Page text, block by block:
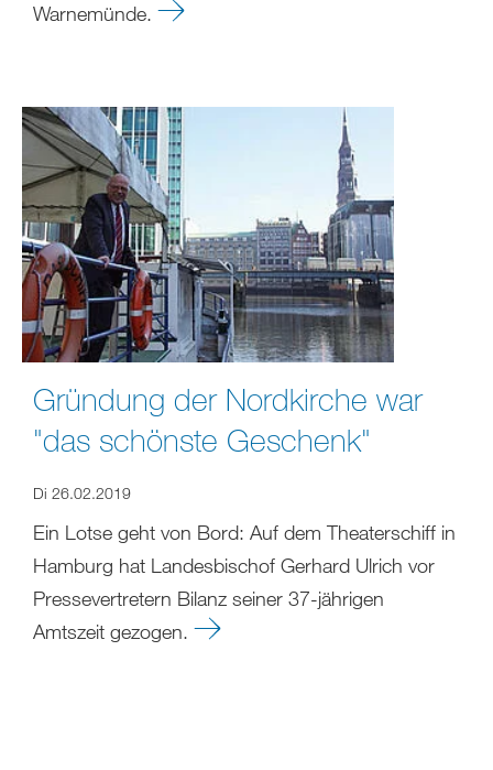
Warnemünde.
Gründung der Nordkirche war
"das schönste Geschenk"
Di 26.02.2019
Ein Lotse geht von Bord: Auf dem Theaterschiff in
Hamburg hat Landesbischof Gerhard Ulrich vor
Pressevertretern Bilanz seiner 37-jährigen
Amtszeit gezogen.